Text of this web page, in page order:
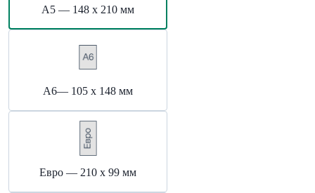
А5 — 148 х 210 мм
А6— 105 х 148 мм
Евро — 210 х 99 мм